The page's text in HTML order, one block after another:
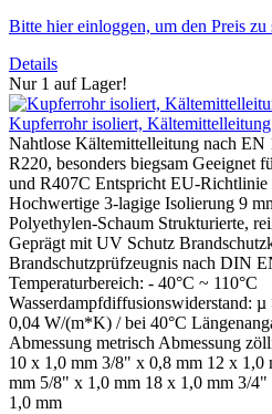
Bitte hier einloggen, um den Preis zu
Details
Nur 1 auf Lager!
Kupferrohr isoliert, Kältemittelleitung
Nahtlose Kältemittelleitung nach EN
R220, besonders biegsam Geeignet
und R407C Entspricht EU-
Hochwertige 3-lagige Isolierung 9
Polyethylen-Schaum Strukturierte,
Geprägt mit UV Schutz
Brandschutzprüfzeugnis nach DIN
Temperaturbereich: - 40°C ~ 110°C
Wasserdampfdiffusionswiderstand:
0,04 W/(m*K) / bei 40°C
Abmessung metrisch Abmessung
10 x 1,0 mm 3/8" x 0,8 mm 12 x
mm 5/8" x 1,0 mm 18 x 1,0 mm 3/
1,0 mm